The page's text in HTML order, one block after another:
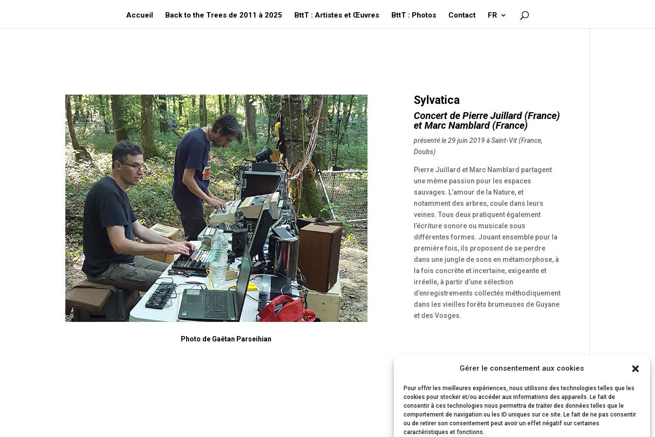
Gérer le consentement aux cookies
Pour offrir les meilleures expériences, nous utilisons des technologies telles que les
cookies pour stocker et/ou accéder aux informations des appareils. Le fait de
consentir à ces technologies nous permettra de traiter des données telles que le
comportement de navigation ou les ID uniques sur ce site. Le fait de ne pas consentir
ou de retirer son consentement peut avoir un effet négatif sur certaines
caractéristiques et fonctions.
Accueil Back to the Trees de 2011 à 2025 BttT : Artistes et Œuvres BttT : Photos Contact FR
Photo de Gaëtan Parseihian
Sylvatica
Concert dePierre Juillard(France)
etMarc Namblard(France)
présenté le 29 juin 2019 à Saint-Vit (France,
Doubs)
Pierre Juillard et Marc Namblard partagent
une même passion pour les espaces
sauvages. L’amour de la Nature, et
notamment des arbres, coule dans leurs
veines. Tous deux pratiquent également
l’écriture sonore ou musicale sous
différentes formes. Jouant ensemble pour la
première fois, ils proposent de se perdre
dans une jungle de sons en métamorphose, à
la fois concrète et incertaine, exigeante et
irréelle, à partir d’une sélection
d’enregistrements collectés méthodiquement
dans les vieilles forêts brumeuses de Guyane
et des Vosges.